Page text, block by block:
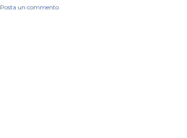
Posta un commento